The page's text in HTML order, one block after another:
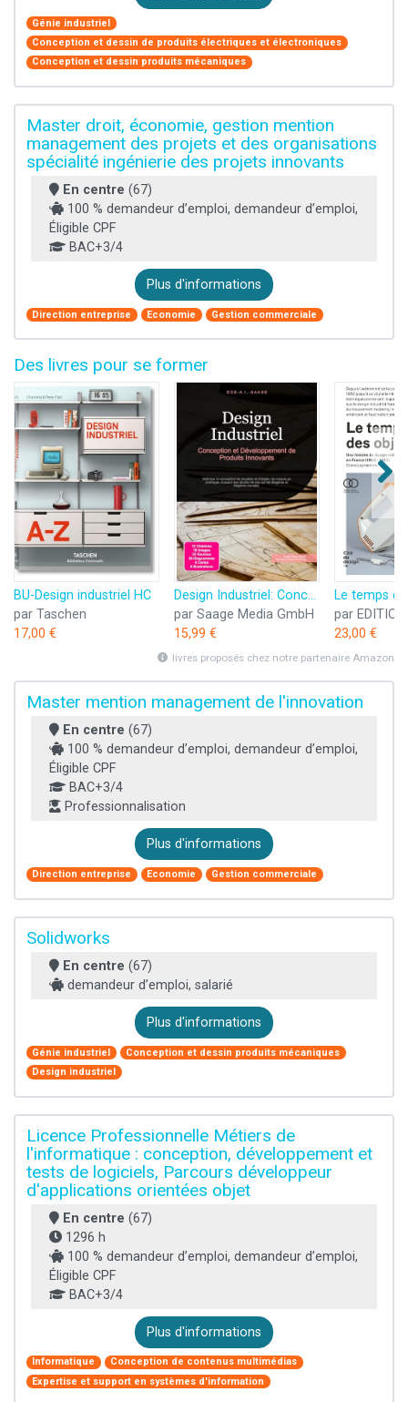
Génie industriel
Conception et dessin de produits électriques et électroniques
Conception et dessin produits mécaniques
Master droit, économie, gestion mention
management des projets et des organisations
spécialité ingénierie des projets innovants
En centre (67)
100 % demandeur d’emploi, demandeur d’emploi,
Éligible CPF
BAC+3/4
Plus d'informations
Direction entreprise Economie Gestion commerciale
Des livres pour se former
BU-Design industriel HC
par Taschen
17,00 €
Design Industriel: Conception et Développement de Produits Innovants
par Saage Media GmbH
15,99 €
23,00 €
livres proposés chez notre partenaire Amazon
Master mention management de l'innovation
En centre (67)
100 % demandeur d’emploi, demandeur d’emploi,
Éligible CPF
BAC+3/4
Professionnalisation
Plus d'informations
Direction entreprise Economie Gestion commerciale
Solidworks
En centre (67)
demandeur d’emploi, salarié
Plus d'informations
Génie industriel
Conception et dessin produits mécaniques
Design industriel
Licence Professionnelle Métiers de
l'informatique : conception, développement et
tests de logiciels, Parcours développeur
d'applications orientées objet
En centre (67)
1296 h
100 % demandeur d’emploi, demandeur d’emploi,
Éligible CPF
BAC+3/4
Plus d'informations
Informatique
Conception de contenus multimédias
Expertise et support en systèmes d'information